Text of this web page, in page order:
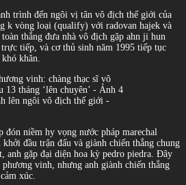
trình đến ngôi vị tân vô địch thế giới của
k vòng loại (qualify) với radovan hajek và
thắng đưa nhà vô địch gặp ahn ji hun
tiếp, và cơ thủ sinh năm 1995 tiếp tục
khăn.
lên ngôi vô địch thế giới -
niềm hy vọng nước pháp marechal
đầu trận đấu và giành chiến thắng chung
anh gặp đại diện hoa kỳ pedro piedra. Đây
vinh, nhưng anh giành chiến thắng
xúc.